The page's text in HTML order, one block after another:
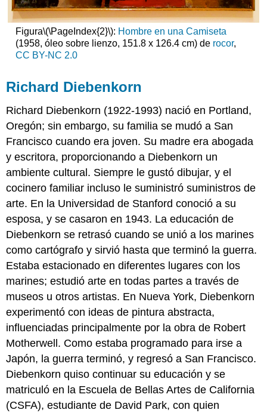
Figura\(\PageIndex{2}\): Hombre en una Camiseta
(1958, óleo sobre lienzo, 151.8 x 126.4 cm) de rocor,
CC BY-NC 2.0
Richard Diebenkorn
Richard Diebenkorn (1922-1993) nació en Portland,
Oregón; sin embargo, su familia se mudó a San
Francisco cuando era joven. Su madre era abogada
y escritora, proporcionando a Diebenkorn un
ambiente cultural. Siempre le gustó dibujar, y el
cocinero familiar incluso le suministró suministros de
arte. En la Universidad de Stanford conoció a su
esposa, y se casaron en 1943. La educación de
Diebenkorn se retrasó cuando se unió a los marines
como cartógrafo y sirvió hasta que terminó la guerra.
Estaba estacionado en diferentes lugares con los
marines; estudió arte en todas partes a través de
museos u otros artistas. En Nueva York, Diebenkorn
experimentó con ideas de pintura abstracta,
influenciadas principalmente por la obra de Robert
Motherwell. Como estaba programado para irse a
Japón, la guerra terminó, y regresó a San Francisco.
Diebenkorn quiso continuar su educación y se
matriculó en la Escuela de Bellas Artes de California
(CSFA), estudiante de David Park, con quien